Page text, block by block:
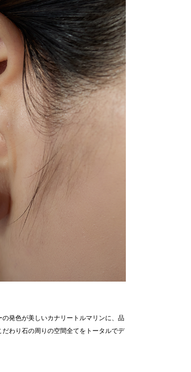
発色が美しいカナリートルマリンに、品
わり石の周りの空間全てをトータルでデ